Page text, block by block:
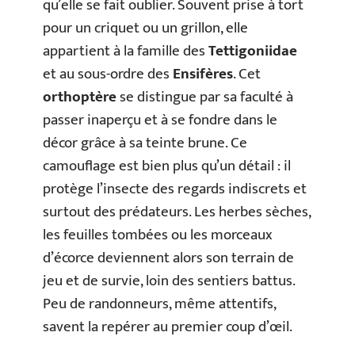
pour un criquet ou un grillon, elle
appartient à la famille desTettigoniidae
et au sous-ordre desEnsifères. Cet
orthoptèrese distingue par sa faculté à
passer inaperçu et à se fondre dans le
décor grâce à sa teinte brune. Ce
camouflage est bien plus qu’un détail : il
protège l’insecte des regards indiscrets et
surtout des prédateurs. Les herbes sèches,
les feuilles tombées ou les morceaux
d’écorce deviennent alors son terrain de
jeu et de survie, loin des sentiers battus.
Peu de randonneurs, même attentifs,
savent la repérer au premier coup d’œil.